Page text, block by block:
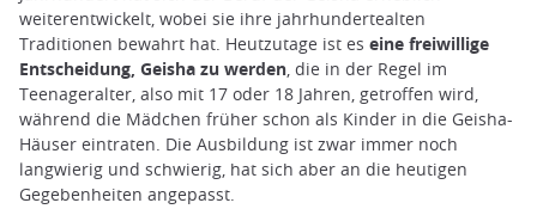
weiterentwickelt, wobei sie ihre jahrhundertealten
Traditionen bewahrt hat. Heutzutage ist es eine freiwillige
Entscheidung, Geisha zu werden , die in der Regel im
Teenageralter, also mit 17 oder 18 Jahren, getroffen wird,
während die Mädchen früher schon als Kinder in die Geisha-
Häuser eintraten. Die Ausbildung ist zwar immer noch
langwierig und schwierig, hat sich aber an die heutigen
Gegebenheiten angepasst.